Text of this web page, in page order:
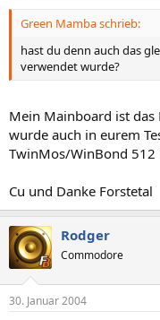
Green Mamba schrieb:
hast du denn auch das
verwendet wurde?
Mein Mainboard ist das
wurde auch in eurem
TwinMos/WinBond 512
Cu und Danke Forstetal
Rodger
Commodore
30. Januar 2004